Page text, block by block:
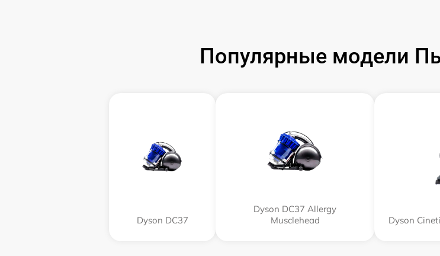
Популярные модели
Dyson DC37
Dyson DC37 Allergy
Musclehead
Dyson